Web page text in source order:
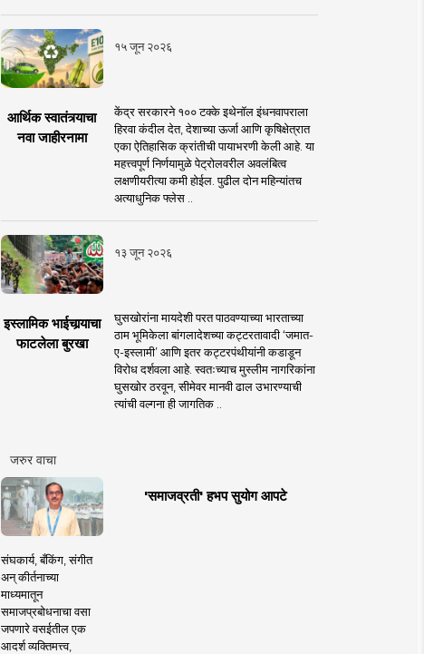
१५ जून २०२६
आर्थिक स्वातंत्र्याचा
नवा जाहीरनामा
केंद्र सरकारने १०० टक्के इथेनॉल इंधनवापराला
हिरवा कंदील देत, देशाच्या ऊर्जा आणि कृषिक्षेत्रात
एका ऐतिहासिक क्रांतीची पायाभरणी केली आहे. या
महत्त्वपूर्ण निर्णयामुळे पेट्रोलवरील अवलंबित्व
लक्षणीयरीत्या कमी होईल. पुढील दोन महिन्यांतच
अत्याधुनिक फ्लेस ..
१३ जून २०२६
इस्लामिक भाईचार्‍याचा
फाटलेला बुरखा
घुसखोरांना मायदेशी परत पाठवण्याच्या भारताच्या
ठाम भूमिकेला बांगलादेशच्या कट्टरतावादी ‘जमात-
ए-इस्लामी’ आणि इतर कट्टरपंथीयांनी कडाडून
विरोध दर्शवला आहे. स्वतःच्याच मुस्लीम नागरिकांना
घुसखोर ठरवून, सीमेवर मानवी ढाल उभारण्याची
त्यांची वल्गना ही जागतिक ..
जरुर वाचा
'समाजव्रती' हभप सुयोग आपटे
संघकार्य, बँकिंग, संगीत
अन् कीर्तनाच्या
माध्यमातून
समाजप्रबोधनाचा वसा
जपणारे वसईतील एक
आदर्श व्यक्तिमत्त्व,